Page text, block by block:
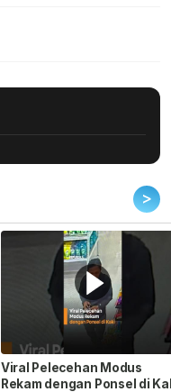
>
Viral Pelecehan Modus
Rekam dengan Ponsel di